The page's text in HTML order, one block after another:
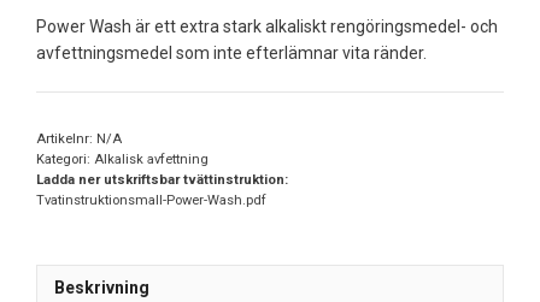
Power Wash är ett extra stark alkaliskt rengöringsmedel- och
avfettningsmedel som inte efterlämnar vita ränder.
Artikelnr: N/A
Kategori: Alkalisk avfettning
Ladda ner utskriftsbar tvättinstruktion:
Tvatinstruktionsmall-Power-Wash.pdf
Beskrivning